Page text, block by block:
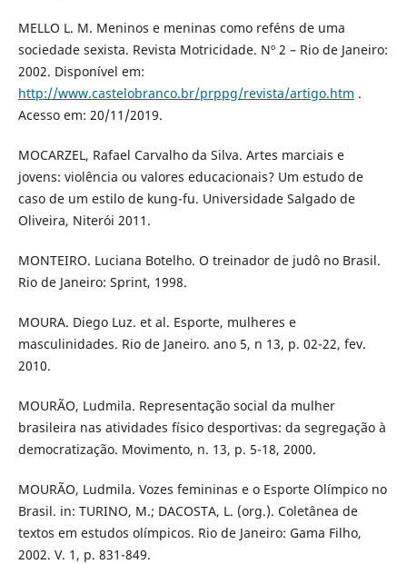
MELLO L. M. Meninos e meninas como reféns de uma
sociedade sexista. Revista Motricidade. Nº 2 – Rio de Janeiro:
2002. Disponível em:
http://www.castelobranco.br/prppg/revista/artigo.htm .
Acesso em: 20/11/2019.
MOCARZEL, Rafael Carvalho da Silva. Artes marciais e
jovens: violência ou valores educacionais? Um estudo de
caso de um estilo de kung-fu. Universidade Salgado de
Oliveira, Niterói 2011.
MONTEIRO. Luciana Botelho. O treinador de judô no Brasil.
Rio de Janeiro: Sprint, 1998.
MOURA. Diego Luz. et al. Esporte, mulheres e
masculinidades. Rio de Janeiro. ano 5, n 13, p. 02-22, fev.
2010.
MOURÃO, Ludmila. Representação social da mulher
brasileira nas atividades físico desportivas: da segregação à
democratização. Movimento, n. 13, p. 5-18, 2000.
MOURÃO, Ludmila. Vozes femininas e o Esporte Olímpico no
Brasil. in: TURINO, M.; DACOSTA, L. (org.). Coletânea de
textos em estudos olímpicos. Rio de Janeiro: Gama Filho,
2002. V. 1, p. 831-849.